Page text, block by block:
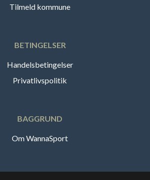
Tilmeld kommune
BETINGELSER
Handelsbetingelser
Privatlivspolitik
BAGGRUND
Om WannaSport